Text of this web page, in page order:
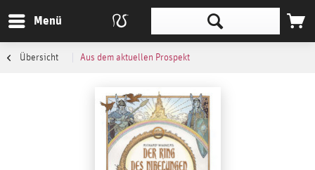
Menü
Übersicht Aus dem aktuellen Prospekt